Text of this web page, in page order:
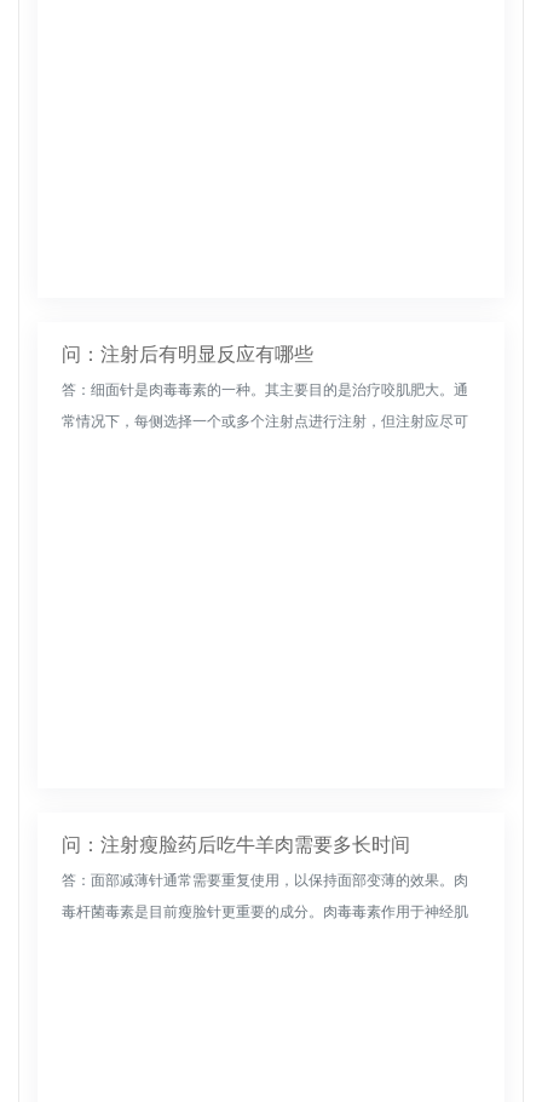
问：注射后有明显反应有哪些
答：细面针是肉毒毒素的一种。其主要目的是治疗咬肌肥大。通
常情况下，每侧选择一个或多个注射点进行注射，但注射应尽可
问：注射瘦脸药后吃牛羊肉需要多长时间
答：面部减薄针通常需要重复使用，以保持面部变薄的效果。肉
毒杆菌毒素是目前瘦脸针更重要的成分。肉毒毒素作用于神经肌